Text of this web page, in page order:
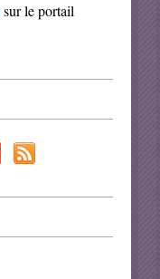
sur le portail